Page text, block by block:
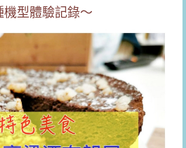
機型體驗記錄～